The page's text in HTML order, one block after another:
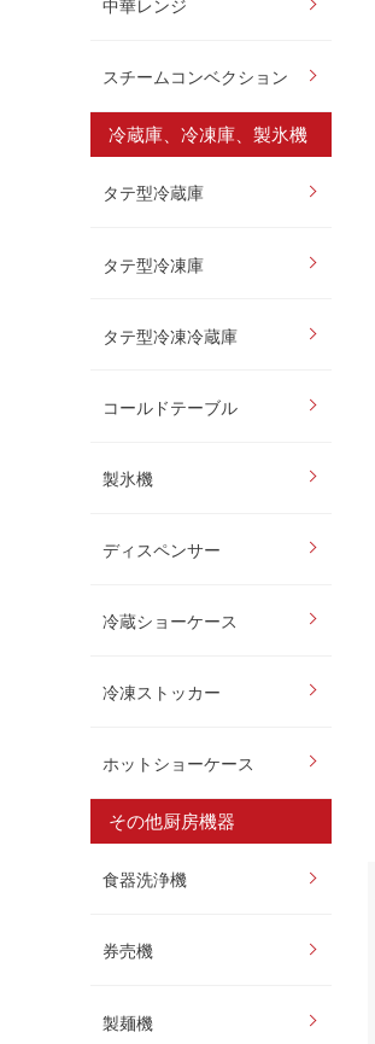
中華レンジ
スチームコンベクション
冷蔵庫、冷凍庫、製氷機
タテ型冷蔵庫
タテ型冷凍庫
タテ型冷凍冷蔵庫
コールドテーブル
製氷機
ディスペンサー
冷蔵ショーケース
冷凍ストッカー
ホットショーケース
その他厨房機器
食器洗浄機
券売機
製麺機